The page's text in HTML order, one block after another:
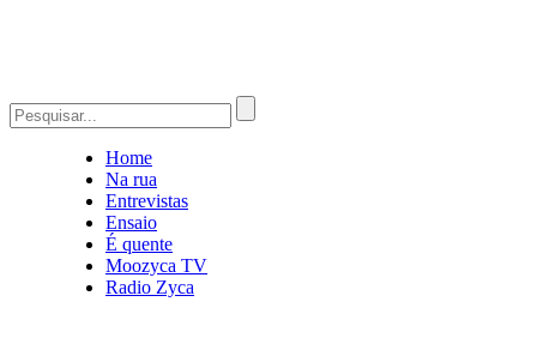
Home
Na rua
Entrevistas
Ensaio
É quente
Moozyca TV
Radio Zyca